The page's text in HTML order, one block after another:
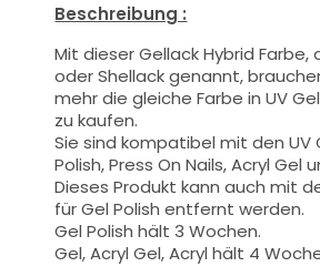
Beschreibung :
Mit dieser Gellack Hybrid Farbe,
oder Shellack genannt,
mehr die gleiche Farbe in UV
zu kaufen.
Sie sind kompatibel mit den UV
Polish, Press On Nails, Acryl Gel
Dieses Produkt kann auch mit
für Gel Polish entfernt werden.
Gel Polish hält 3 Wochen.
Gel, Acryl Gel, Acryl hält 4